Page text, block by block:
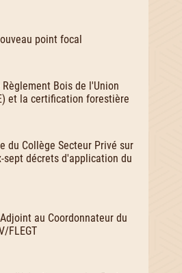
point focal
Bois de l'Union
et la certification forestière
du Collège Secteur Privé sur
sept décrets d'application du
au Coordonnateur du
FLEGT